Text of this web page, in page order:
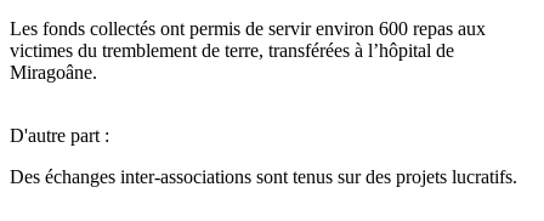
Les fonds collectés ont permis de servir environ 600 repas aux
victimes du tremblement de terre, transférées à l’hôpital de
Miragoâne.
D'autre part :
Des échanges inter-associations sont tenus sur des projets lucratifs.